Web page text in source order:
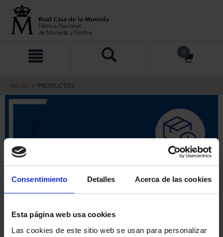
Consentimiento Detalles Acerca de las cookies
Esta página web usa cookies
Las cookies de este sitio web se usan para personalizar
contenido
navegacin
0
INICIO PRODUCTOS